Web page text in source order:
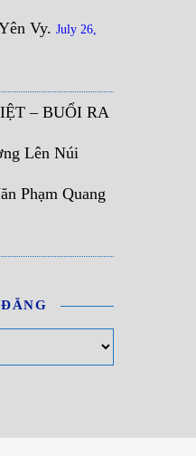
Vy. July 26,
– BUỔI RA
Lên Núi
Phạm Quang